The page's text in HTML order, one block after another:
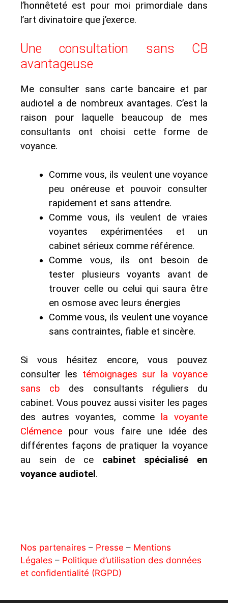
l’honnêteté est pour moi primordiale dans
l’art divinatoire que j’exerce.
Une consultation sans CB
avantageuse
Me consulter sans carte bancaire et par
audiotel a de nombreux avantages. C’est la
raison pour laquelle beaucoup de mes
consultants ont choisi cette forme de
voyance.
Comme vous, ils veulent une voyance
peu onéreuse et pouvoir consulter
rapidement et sans attendre.
Comme vous, ils veulent de vraies
voyantes expérimentées et un
cabinet sérieux comme référence.
Comme vous, ils ont besoin de
tester plusieurs voyants avant de
trouver celle ou celui qui saura être
en osmose avec leurs énergies
Comme vous, ils veulent une voyance
sans contraintes, fiable et sincère.
Si vous hésitez encore, vous pouvez
consulter les témoignages sur la voyance
sans cb des consultants réguliers du
cabinet. Vous pouvez aussi visiter les pages
des autres voyantes, comme
la voyante
Clémence pour vous faire une idée des
différentes façons de pratiquer la voyance
au sein de ce cabinet spécialisé en
voyance audiotel .
Nos partenaires – Presse – Mentions
Légales – Politique d’utilisation des données
et confidentialité (RGPD)